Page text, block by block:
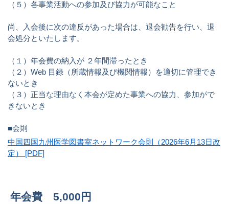
（５）各事業活動への参加及び協力が可能なこと
尚、入会後に次の違反があった場合は、退会勧告を行い、退
会処分といたします。
（１）年会費の納入が ２年間滞ったとき
（２）Web 目録（所蔵情報及び機関情報）を適切に管理でき
ないとき
（３）正当な理由なく本会が定めた事業への協力、参加がで
きないとき
■会則
中国四国九州医学図書室ネットワーク会則（2026年6月13日改
定） [PDF]
年会費 5,000円